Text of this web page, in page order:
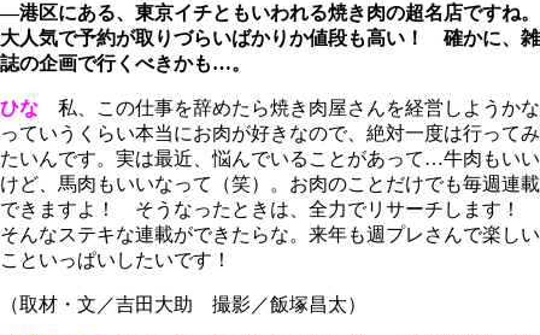
―港区にある、東京イチともいわれる焼き肉の超名店ですね。
大人気で予約が取りづらいばかりか値段も高い！ 確かに、雑
誌の企画で行くべきかも…。
ひな 私、この仕事を辞めたら焼き肉屋さんを経営しようかな
っていうくらい本当にお肉が好きなので、絶対一度は行ってみ
たいんです。実は最近、悩んでいることがあって…牛肉もいい
けど、馬肉もいいなって（笑）。お肉のことだけでも毎週連載
できますよ！ そうなったときは、全力でリサーチします！
そんなステキな連載ができたらな。来年も週プレさんで楽しい
こといっぱいしたいです！
（取材・文／吉田大助 撮影／飯塚昌太）